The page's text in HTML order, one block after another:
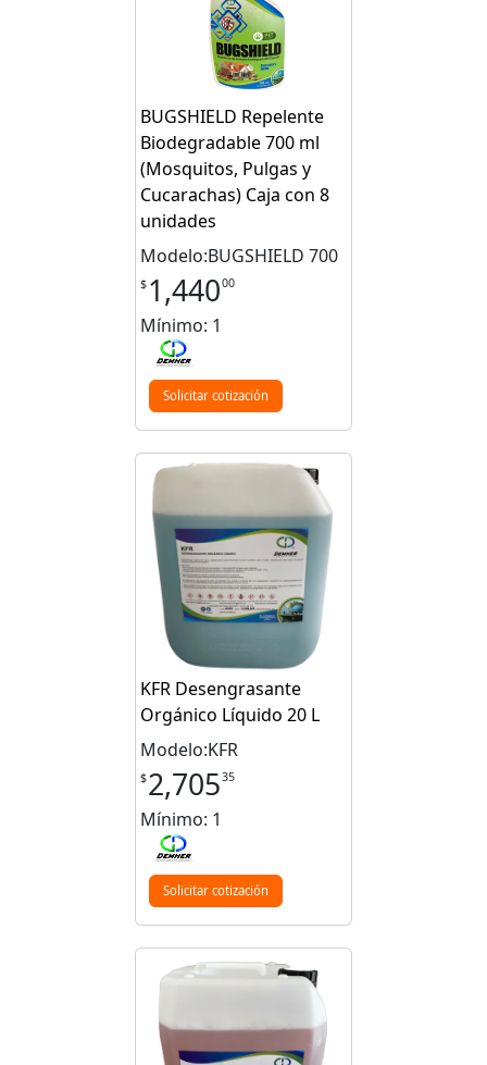
BUGSHIELD Repelente
Biodegradable 700 ml
(Mosquitos, Pulgas y
Cucarachas) Caja con 8
unidades
Modelo:BUGSHIELD 700
$ 1,44000
Mínimo: 1
Solicitar cotización
KFR Desengrasante
Orgánico Líquido 20 L
Modelo:KFR
$2,70535
Mínimo: 1
Solicitar cotización